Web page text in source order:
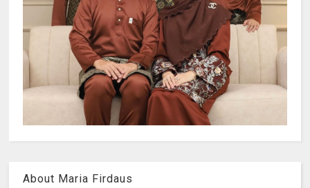
About Maria Firdaus